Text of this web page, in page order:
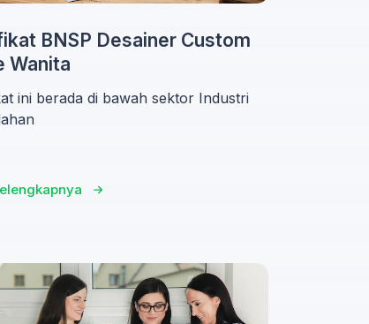
BNSP Desainer Custom
Wanita
ini berada di bawah sektor Industri